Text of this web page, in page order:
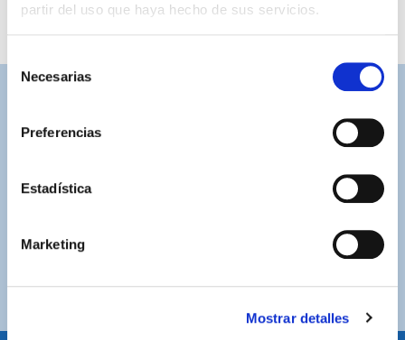
partir del uso que haya hecho de sus servicios.
Necesarias
Preferencias
Estadística
Marketing
Mostrar detalles
Contacta con nosotros para solucionar cualquier duda.
Por compras superiores a 100€ (España peninsular)
COMPRAS SEGURAS
Plataforma de pago segura a través de tarjeta o
PayPal.